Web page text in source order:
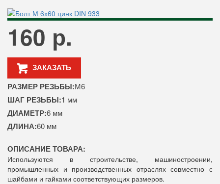
160 р.
ЗАКАЗАТЬ
РАЗМЕР РЕЗЬБЫ:М6
ШАГ РЕЗЬБЫ:1 мм
ДИАМЕТР:6 мм
ДЛИНА:60 мм
ОПИСАНИЕ ТОВАРА:
Используются в строительстве, машиностроении,
промышленных и производственных отраслях совместно с
шайбами и гайками соответствующих размеров.